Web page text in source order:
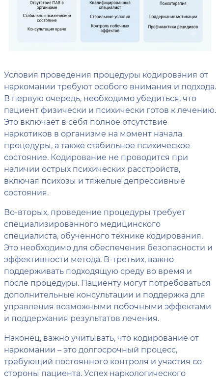
Условия проведения процедуры кодирования от
наркомании требуют особого внимания и подхода.
В первую очередь, необходимо убедиться, что
пациент физически и психически готов к лечению.
Это включает в себя полное отсутствие
наркотиков в организме на момент начала
процедуры, а также стабильное психическое
состояние. Кодирование не проводится при
наличии острых психических расстройств,
включая психозы и тяжелые депрессивные
состояния.
Во-вторых, проведение процедуры требует
специализированного медицинского
специалиста, обученного технике кодирования.
Это необходимо для обеспечения безопасности и
эффективности метода. В-третьих, важно
поддерживать подходящую среду во время и
после процедуры. Пациенту могут потребоваться
дополнительные консультации и поддержка для
управления возможными побочными эффектами
и поддержания результатов лечения.
Наконец, важно учитывать, что кодирование от
наркомании – это долгосрочный процесс,
требующий постоянного контроля и участия со
стороны пациента. Успех наркологического